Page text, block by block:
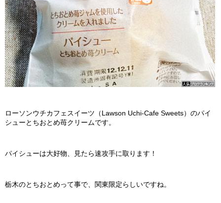
ローソンウチカフェスイーツ（Lawson Uchi-Cafe Sweets）のパイ
シューとちおとめ苺クリームです。
パイシューは大好物、見たら速攻手に取ります！
栃木のとちおとめって事で、関東限定らしいですね。